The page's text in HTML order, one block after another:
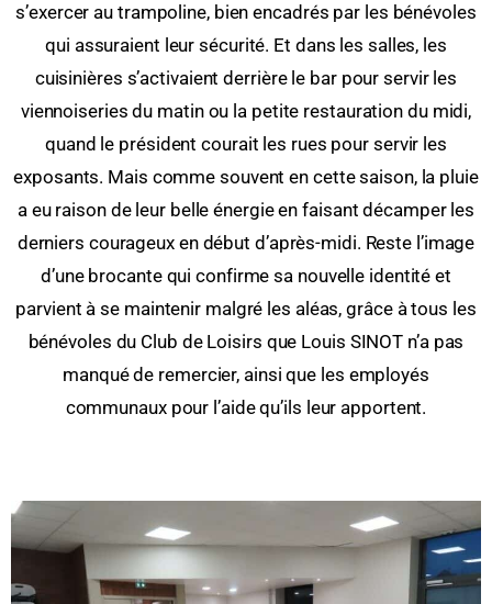
s’exercer au trampoline, bien encadrés par les bénévoles
qui assuraient leur sécurité. Et dans les salles, les
cuisinières s’activaient derrière le bar pour servir les
viennoiseries du matin ou la petite restauration du midi,
quand le président courait les rues pour servir les
exposants. Mais comme souvent en cette saison, la pluie
a eu raison de leur belle énergie en faisant décamper les
derniers courageux en début d’après-midi. Reste l’image
d’une brocante qui confirme sa nouvelle identité et
parvient à se maintenir malgré les aléas, grâce à tous les
bénévoles du Club de Loisirs que Louis SINOT n’a pas
manqué de remercier, ainsi que les employés
communaux pour l’aide qu’ils leur apportent.